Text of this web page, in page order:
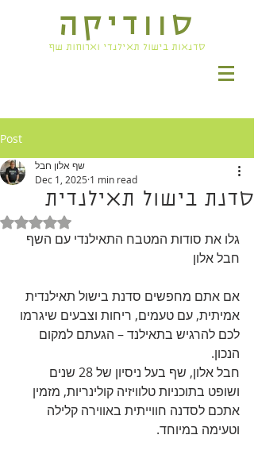
סוודיקה
סדנאות בישול תאילנדי וארוחות שף
Post
סדנת בישול תאילנדית
שף אלון חבל
Dec 1, 2025 1 min read
Rated NaN out of 5 stars.
גלו את סודות המטבח התאילנדי עם השף
חבל אלון
אם אתם מחפשים סדנת בישול תאילנדית
אמיתית, עם טעמים, ריחות וצבעים שיגרמו
לכם להרגיש בתאילנד – הגעתם למקום
הנכון.
חבל אלון, שף בעל ניסיון של 28 שנים
ושופט בתוכניות טלוויזיה קולינריות, מזמין
אתכם לסדנה חווייתית באווירה קלילה
וטעימה במיוחד.